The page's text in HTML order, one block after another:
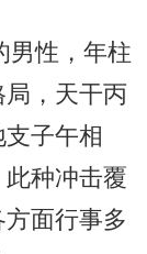
男性，年柱
，天干丙
子午相
种冲击覆
面行事多